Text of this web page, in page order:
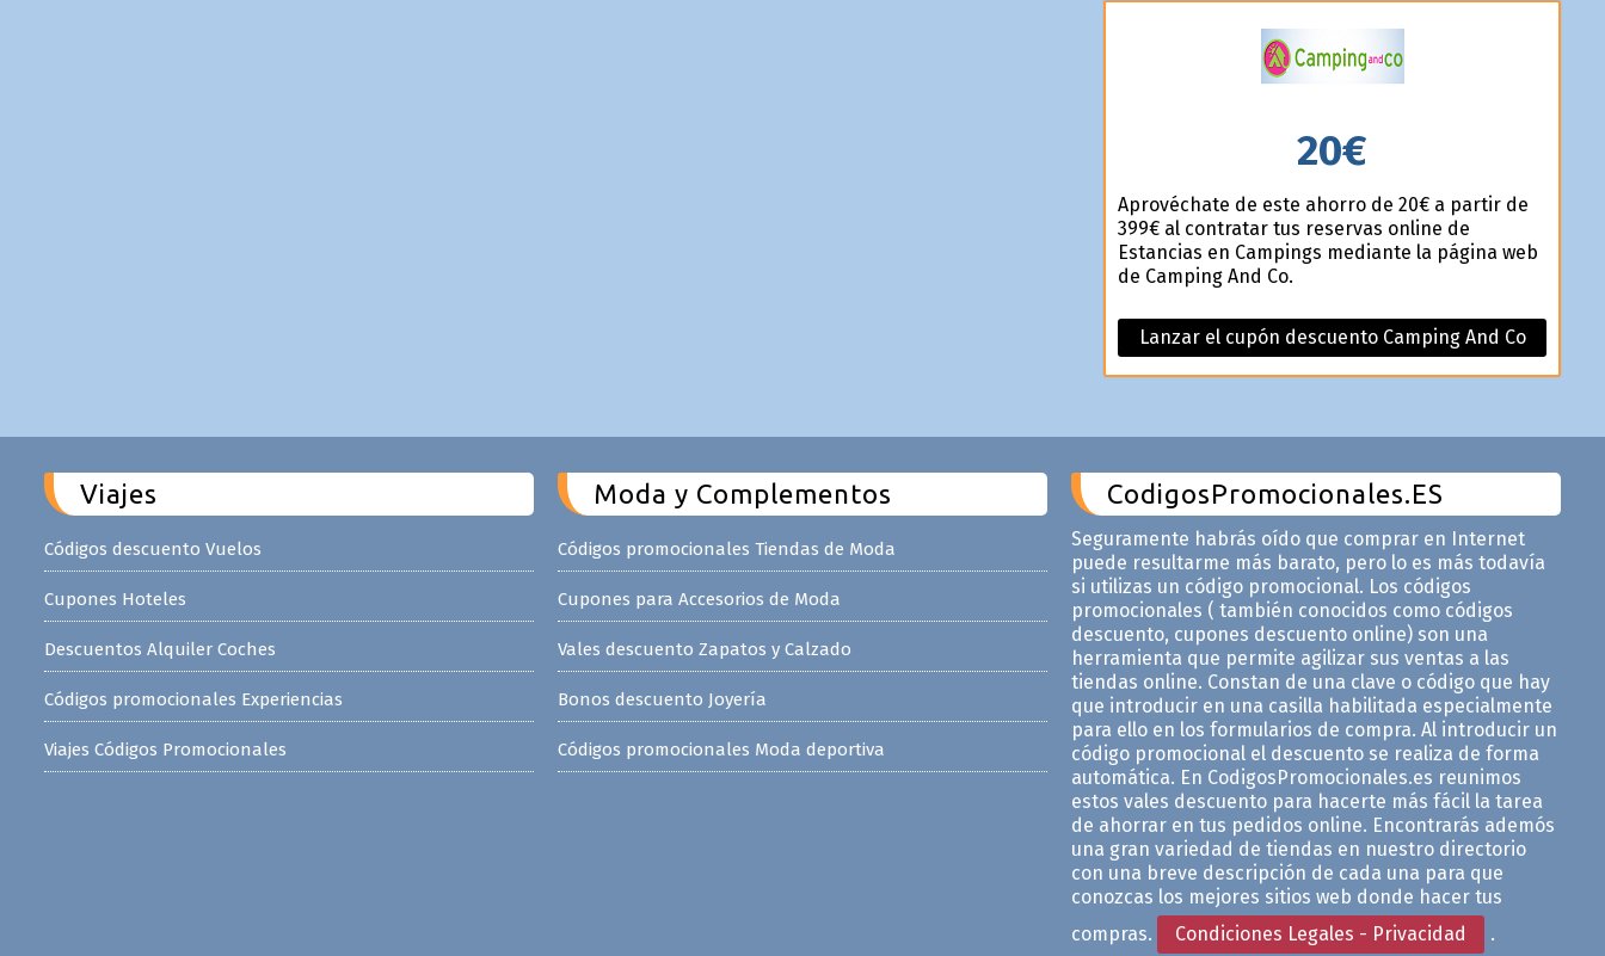
20€
Aprovéchate de este ahorro de 20€ a partir de
399€ al contratar tus reservas online de
Estancias en Campings mediante la página web
de Camping And Co.
Lanzar el cupón descuento Camping And Co
Viajes
Códigos descuento Vuelos
Cupones Hoteles
Descuentos Alquiler Coches
Códigos promocionales Experiencias
Viajes Códigos Promocionales
Moda y Complementos
Códigos promocionales Tiendas de Moda
Cupones para Accesorios de Moda
Vales descuento Zapatos y Calzado
Bonos descuento Joyería
Códigos promocionales Moda deportiva
CodigosPromocionales.ES
Seguramente habrás oído que comprar en Internet
puede resultarme más barato, pero lo es más todavía
si utilizas un código promocional. Los códigos
promocionales ( también conocidos como códigos
descuento, cupones descuento online) son una
herramienta que permite agilizar sus ventas a las
tiendas online. Constan de una clave o código que hay
que introducir en una casilla habilitada especialmente
para ello en los formularios de compra. Al introducir un
código promocional el descuento se realiza de forma
automática. En CodigosPromocionales.es reunimos
estos vales descuento para hacerte más fácil la tarea
de ahorrar en tus pedidos online. Encontrarás ademós
una gran variedad de tiendas en nuestro directorio
con una breve descripción de cada una para que
conozcas los mejores sitios web donde hacer tus
compras.
Condiciones Legales - Privacidad .